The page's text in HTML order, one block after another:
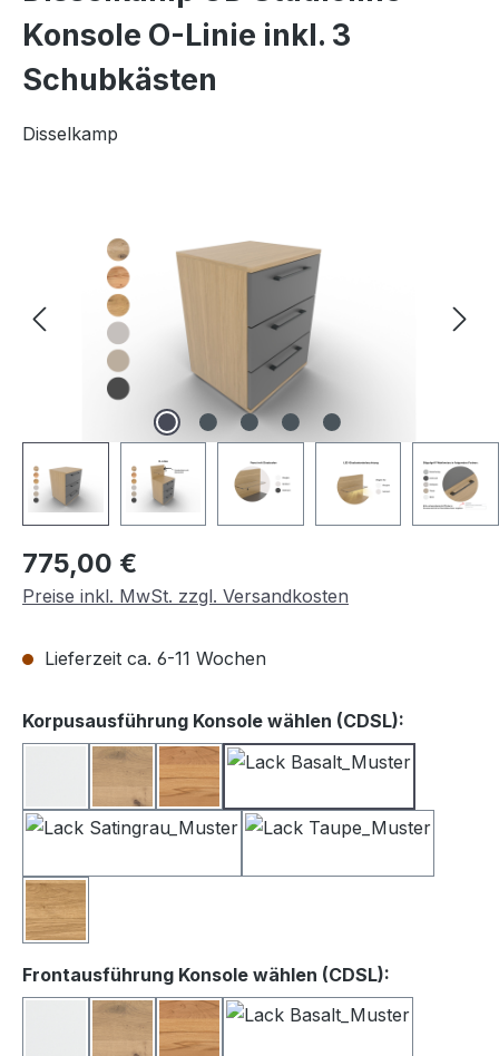
Konsole O-Linie inkl. 3
Schubkästen
Disselkamp
Regulärer Preis:
775,00 €
Preise inkl. MwSt. zzgl. Versandkosten
Lieferzeit ca. 6-11 Wochen
Korpusausführung Konsole wählen (CDSL):
BalkeneicheKernbuche
Wildeiche
Frontausführung Konsole wählen (CDSL):
BalkeneicheKernbuche